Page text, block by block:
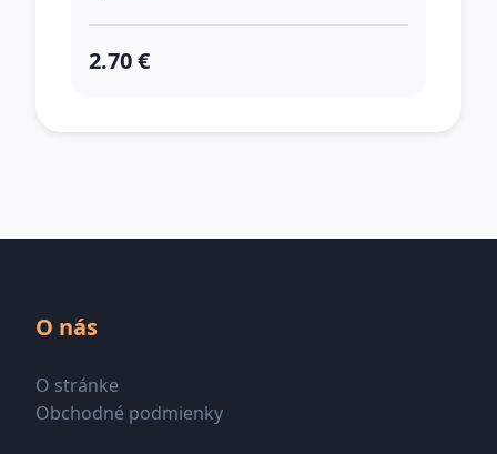
2.70 €
O nás
O stránke
Obchodné podmienky